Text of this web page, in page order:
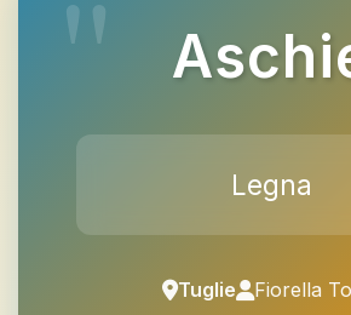
Legna
Tuglie Fiorella